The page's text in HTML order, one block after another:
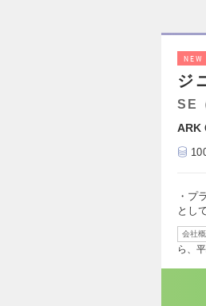
NEW
ジ
SE
ARK
・プ
とし
会社
ら、